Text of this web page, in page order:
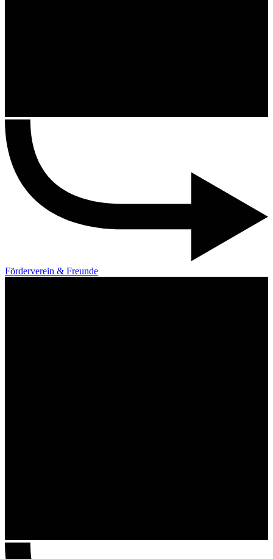
Förderverein & Freunde